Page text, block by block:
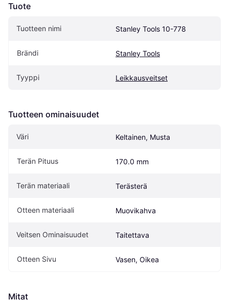
Tuote
Tuotteen nimi Stanley Tools 10-778
Brändi Stanley Tools
Tyyppi Leikkausveitset
Tuotteen ominaisuudet
Väri Keltainen, Musta
Terän Pituus 170.0 mm
Terän materiaali Terästerä
Otteen materiaali Muovikahva
Veitsen Ominaisuudet Taitettava
Otteen Sivu Vasen, Oikea
Mitat